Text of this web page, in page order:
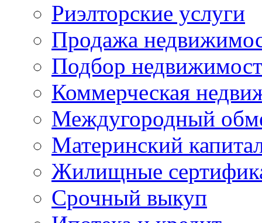
Риэлторские услуги
Продажа
Подбор
Коммерческая
Междугородный
Материнский
Жилищные
Срочный выкуп